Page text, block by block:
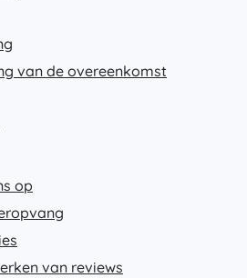
van de overeenkomst
op
van reviews